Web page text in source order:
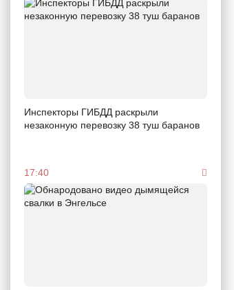
Инспекторы ГИБДД раскрыли
незаконную перевозку 38 туш баранов
17:40